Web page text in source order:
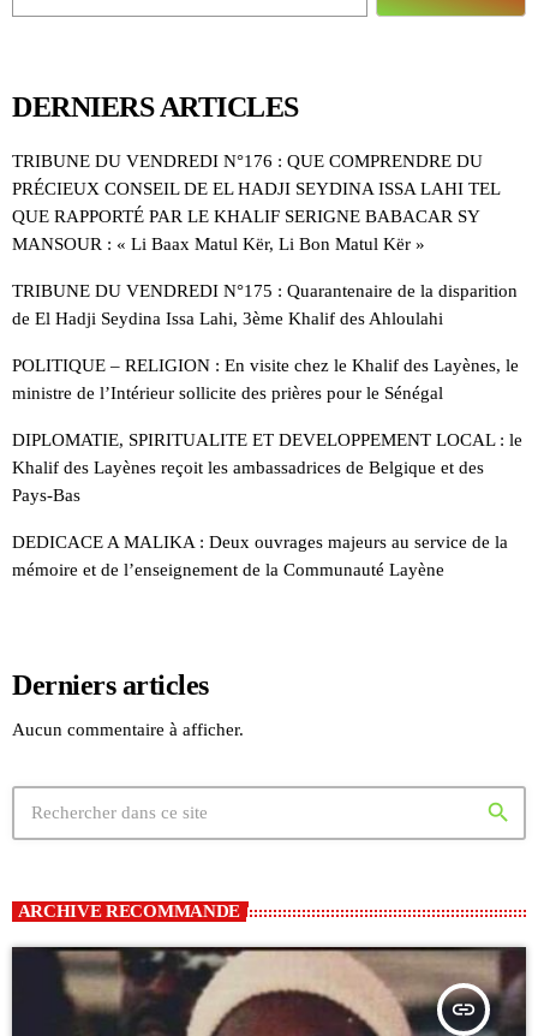
DERNIERS ARTICLES
TRIBUNE DU VENDREDI N°176 : QUE COMPRENDRE DU
PRÉCIEUX CONSEIL DE EL HADJI SEYDINA ISSA LAHI TEL
QUE RAPPORTÉ PAR LE KHALIF SERIGNE BABACAR SY
MANSOUR : « Li Baax Matul Kër, Li Bon Matul Kër »
TRIBUNE DU VENDREDI N°175 : Quarantenaire de la disparition
de El Hadji Seydina Issa Lahi, 3ème Khalif des Ahloulahi
POLITIQUE – RELIGION : En visite chez le Khalif des Layènes, le
ministre de l’Intérieur sollicite des prières pour le Sénégal
DIPLOMATIE, SPIRITUALITE ET DEVELOPPEMENT LOCAL : le
Khalif des Layènes reçoit les ambassadrices de Belgique et des
Pays-Bas
DEDICACE A MALIKA : Deux ouvrages majeurs au service de la
mémoire et de l’enseignement de la Communauté Layène
Derniers articles
Aucun commentaire à afficher.
search
ARCHIVE RECOMMANDE
insert_link